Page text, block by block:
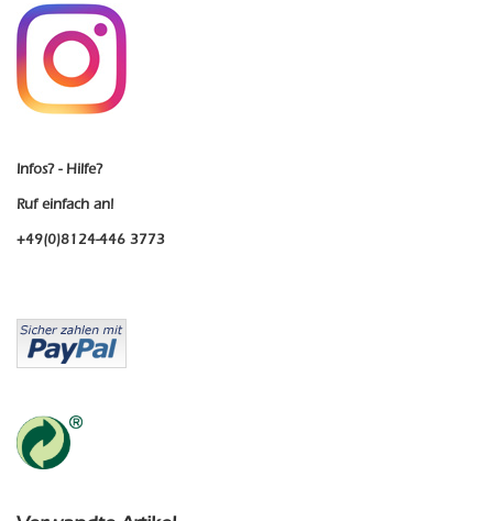
Infos? - Hilfe?
Ruf einfach an!
+49(0)8124-446 3773